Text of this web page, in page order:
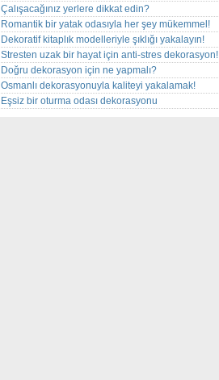
Çalışacağınız yerlere dikkat edin?
Romantik bir yatak odasıyla her şey mükemmel!
Dekoratif kitaplık modelleriyle şıklığı yakalayın!
Stresten uzak bir hayat için anti-stres dekorasyon!
Doğru dekorasyon için ne yapmalı?
Osmanlı dekorasyonuyla kaliteyi yakalamak!
Eşsiz bir oturma odası dekorasyonu